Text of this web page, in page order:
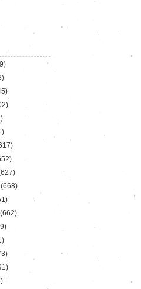
(668)
(662)